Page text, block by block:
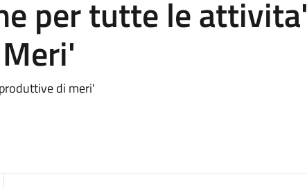
per tutte le attivita'
di meri'